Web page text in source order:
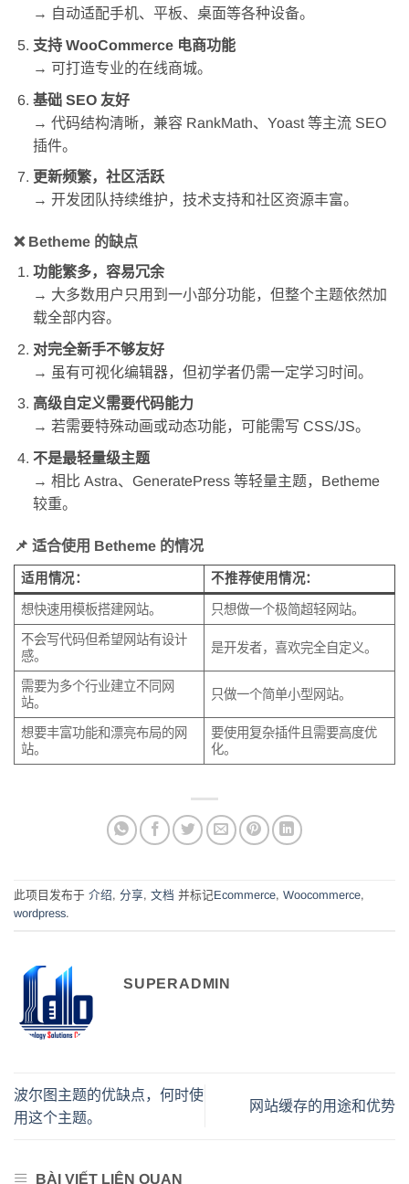
→ 自动适配手机、平板、桌面等各种设备。
支持 WooCommerce 电商功能
→ 可打造专业的在线商城。
基础 SEO 友好
→ 代码结构清晰，兼容 RankMath、Yoast 等主流 SEO
插件。
更新频繁，社区活跃
→ 开发团队持续维护，技术支持和社区资源丰富。
❌ Betheme 的缺点
功能繁多，容易冗余
→ 大多数用户只用到一小部分功能，但整个主题依然加
载全部内容。
对完全新手不够友好
→ 虽有可视化编辑器，但初学者仍需一定学习时间。
高级自定义需要代码能力
→ 若需要特殊动画或动态功能，可能需写 CSS/JS。
不是最轻量级主题
→ 相比 Astra、GeneratePress 等轻量主题，Betheme
较重。
📌 适合使用 Betheme 的情况
适用情况： 不推荐使用情况：
想快速用模板搭建网站。 只想做一个极简超轻网站。
不会写代码但希望网站有设计
感。
是开发者，喜欢完全自定义。
需要为多个行业建立不同网
站。
只做一个简单小型网站。
想要丰富功能和漂亮布局的网
站。
要使用复杂插件且需要高度优
化。
此项目发布于 介绍, 分享, 文档 并标记Ecommerce, Woocommerce,
wordpress.
SUPERADMIN
波尔图主题的优缺点，何时使
用这个主题。
网站缓存的用途和优势
BÀI VIẾT LIÊN QUAN